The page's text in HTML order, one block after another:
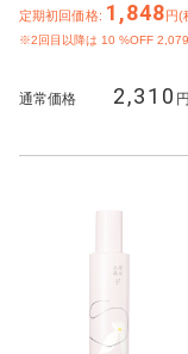
定期初回価格: 1,848円(
※2回目以降は 10 %OFF
通常価格 2,310